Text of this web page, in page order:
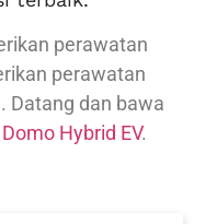
perawatan
perawatan
Datang dan bawa
Domo Hybrid EV.